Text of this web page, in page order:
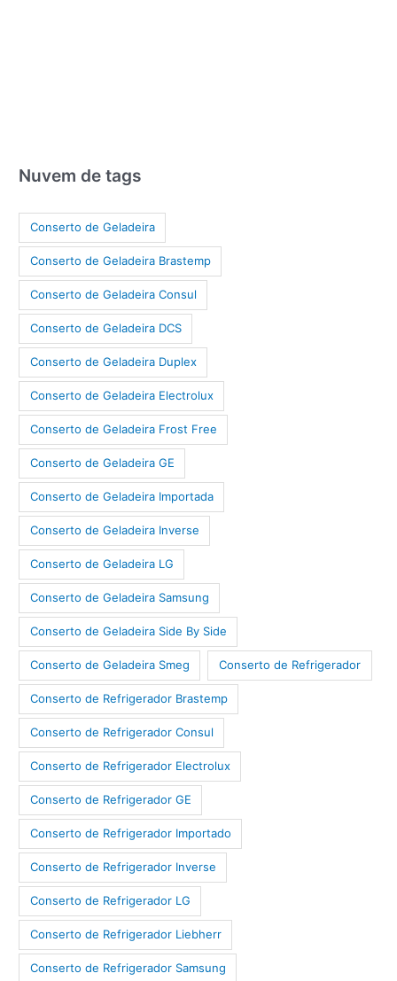
Nuvem de tags
Conserto de Geladeira
Conserto de Geladeira Brastemp
Conserto de Geladeira Consul
Conserto de Geladeira DCS
Conserto de Geladeira Duplex
Conserto de Geladeira Electrolux
Conserto de Geladeira Frost Free
Conserto de Geladeira GE
Conserto de Geladeira Importada
Conserto de Geladeira Inverse
Conserto de Geladeira LG
Conserto de Geladeira Samsung
Conserto de Geladeira Side By Side
Conserto de Geladeira Smeg Conserto de Refrigerador
Conserto de Refrigerador Brastemp
Conserto de Refrigerador Consul
Conserto de Refrigerador Electrolux
Conserto de Refrigerador GE
Conserto de Refrigerador Importado
Conserto de Refrigerador Inverse
Conserto de Refrigerador LG
Conserto de Refrigerador Liebherr
Conserto de Refrigerador Samsung